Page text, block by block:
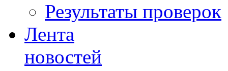
Результаты проверок
Лента
новостей